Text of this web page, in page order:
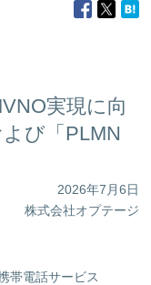
実現に向
び「PLMN
2026年7月6日
株式会社オプテージ
帯電話サービス